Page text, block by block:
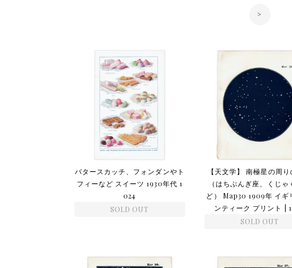
>
バタースカッチ、フォンダンやト
フィーなど スイーツ 1930年代 1
024
SOLD OUT
【天文学】 南極星の周り
（はちぶんぎ座、くじゃ
ど） Map30 1909年 イギ
ンティーク プリント |
SOLD OUT